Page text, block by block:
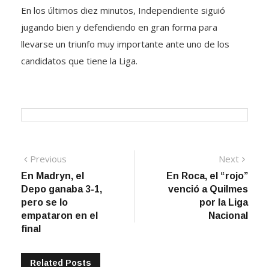
En los últimos diez minutos, Independiente siguió
jugando bien y defendiendo en gran forma para
llevarse un triunfo muy importante ante uno de los
candidatos que tiene la Liga.
Navegación
de
entradas
Previous
post:
En Madryn, el
Depo ganaba 3-1,
pero se lo
empataron en el
final
Next
post:
En Roca, el “rojo”
venció a Quilmes
por la Liga
Nacional
Related Posts